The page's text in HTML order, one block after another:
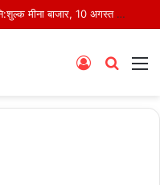
तिल्दा-नेवरा में अनाथ बच्चों के लिए लगेगा नि:शुल्क मीना बाजार, 10 अगस्त को मुस्कानों से सजेगी खास शाम
Search
Log